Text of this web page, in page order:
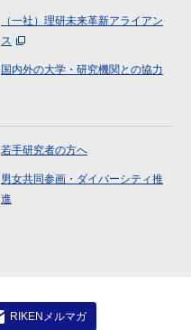
（一社）理研未来革新アライアン
ス
国内外の大学・研究機関との協力
若手研究者の方へ
男女共同参画・ダイバーシティ推
進
RIKENメルマガ